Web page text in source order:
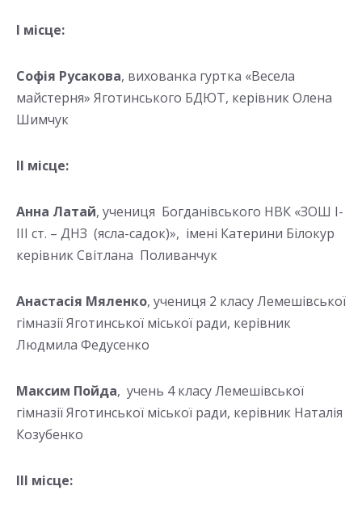
І місце:
Софія Русакова, вихованка гуртка «Весела
майстерня» Яготинського БДЮТ, керівник Олена
Шимчук
ІІ місце:
Анна Латай, учениця Богданівського НВК «ЗОШ І-
ІІІ ст. – ДНЗ (ясла-садок)», імені Катерини Білокур
керівник Світлана Поливанчук
Анастасія Мяленко, учениця 2 класу Лемешівської
гімназії Яготинської міської ради, керівник
Людмила Федусенко
Максим Пойда, учень 4 класу Лемешівської
гімназії Яготинської міської ради, керівник Наталія
Козубенко
ІІІ місце: